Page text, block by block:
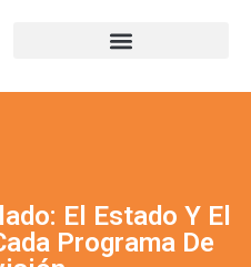
El Estado Y El
Programa De